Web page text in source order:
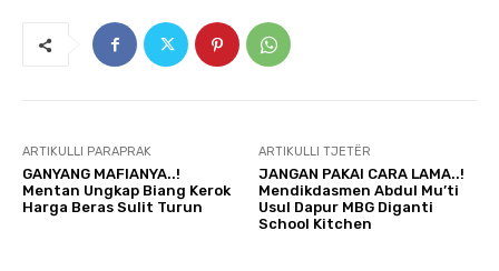
ARTIKULLI PARAPRAK
GANYANG MAFIANYA..!
Mentan Ungkap Biang Kerok
Harga Beras Sulit Turun
ARTIKULLI TJETËR
JANGAN PAKAI CARA LAMA..!
Mendikdasmen Abdul Mu’ti
Usul Dapur MBG Diganti
School Kitchen